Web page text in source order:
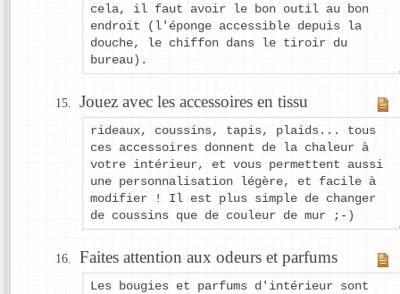
cela, il faut avoir le bon outil au bon
endroit (l'éponge accessible depuis la
douche, le chiffon dans le tiroir du
bureau).
Jouez avec les accessoires en tissu
rideaux, coussins, tapis, plaids... tous
ces accessoires donnent de la chaleur à
votre intérieur, et vous permettent aussi
une personnalisation légère, et facile à
modifier ! Il est plus simple de changer
de coussins que de couleur de mur ;-)
Faites attention aux odeurs et parfums
Les bougies et parfums d'intérieur sont